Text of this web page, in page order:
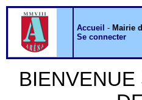
Accueil - Mairie
Se connecter
BIENVENUE